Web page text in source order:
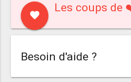
favorite
Les coups de
Besoin d'aide ?